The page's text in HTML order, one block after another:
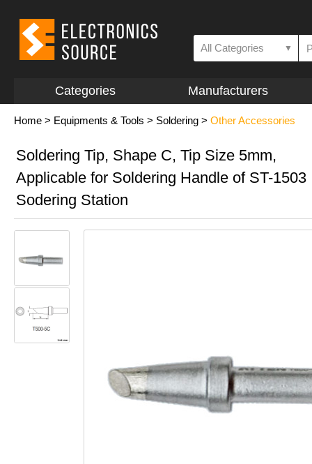
All Categories ▼
Categories Manufacturers
Home > Equipments & Tools > Soldering > Other Accessories
Soldering Tip, Shape C, Tip Size 5mm,
Applicable for Soldering Handle of ST-1503
Sodering Station